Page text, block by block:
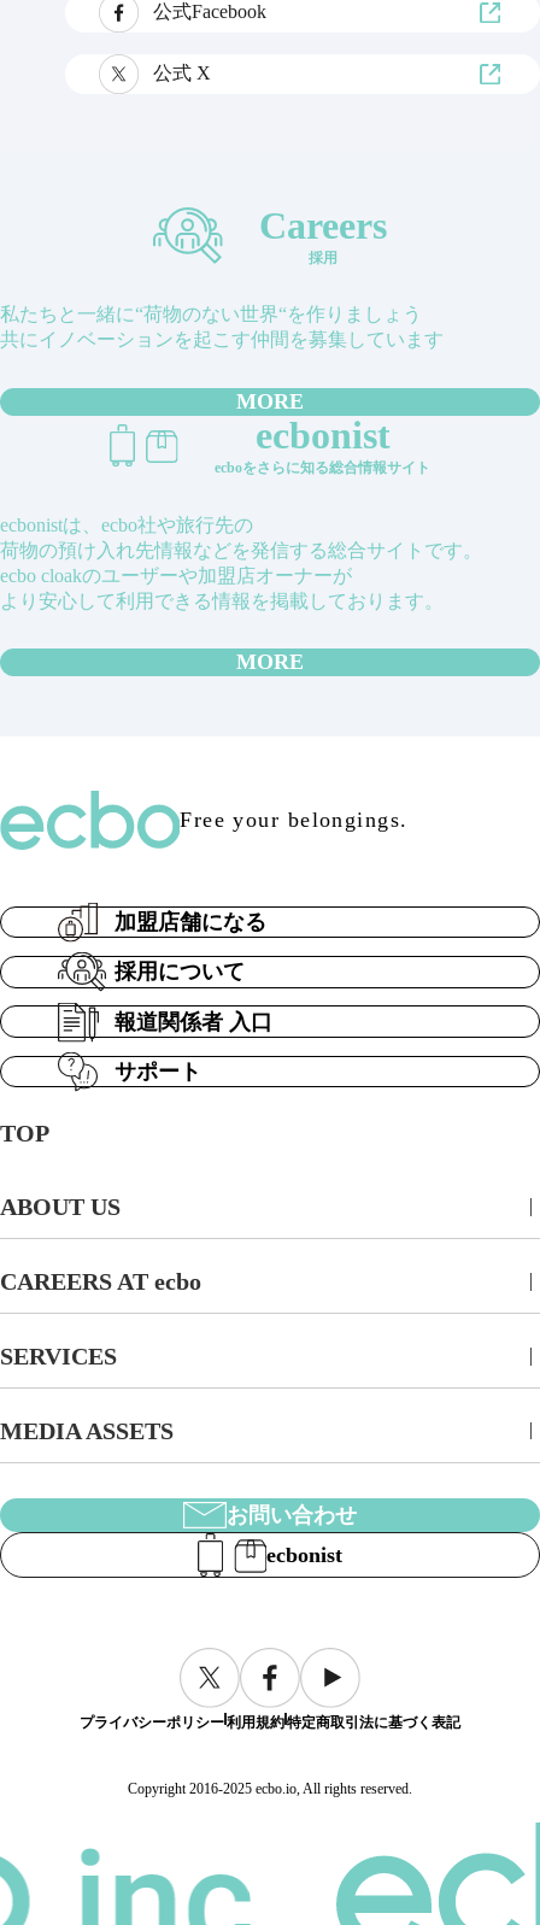
公式Facebook
公式 X
Careers
採用
私たちと一緒に“荷物のない世界“を作りましょう
共にイノベーションを起こす仲間を募集しています
MORE
ecbonist
ecboをさらに知る総合情報サイト
ecbonistは、ecbo社や旅行先の
荷物の預け入れ先情報などを発信する総合サイトです。
ecbo cloakのユーザーや加盟店オーナーが
より安心して利用できる情報を掲載しております。
MORE
Free your belongings.
TOP
ABOUT US
CAREERS AT ecbo
SERVICES
MEDIA ASSETS
加盟店舗になる
採用について
報道関係者 入口
サポート
お問い合わせ
ecbonist
プライバシーポリシー利用規約特定商取引法に基づく表記
Copyright 2016-2025 ecbo.io, All rights reserved.